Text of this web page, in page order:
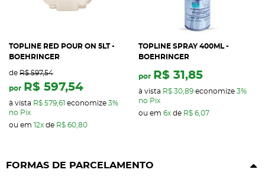
TOPLINE RED POUR ON 5LT -
BOEHRINGER
de R$ 597,54
por R$ 597,54
à vista R$ 579,61 economize 3%
no Pix
ou em 12x de R$ 60,80
TOPLINE SPRAY 400ML -
BOEHRINGER
por R$ 31,85
à vista R$ 30,89 economize 3%
no Pix
ou em 6x de R$ 6,07
FORMAS DE PARCELAMENTO